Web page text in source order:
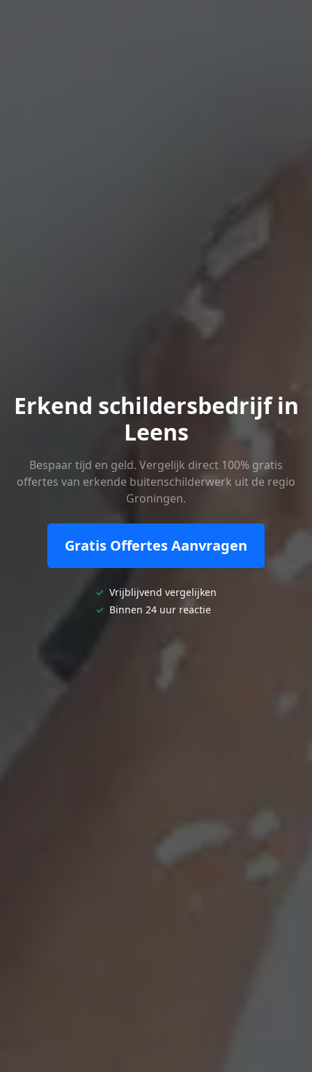
Erkend schildersbedrijf in
Leens
Bespaar tijd en geld. Vergelijk direct 100% gratis
offertes van erkende buitenschilderwerk uit de regio
Groningen.
Gratis Offertes Aanvragen
✓ Vrijblijvend vergelijken
✓ Binnen 24 uur reactie